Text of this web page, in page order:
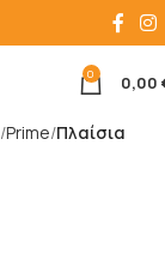
0 0,00
Prime Πλαίσια